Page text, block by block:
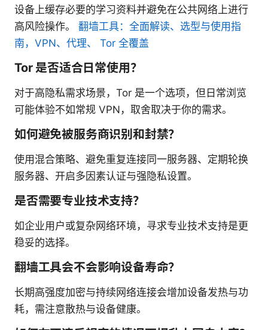
设备上缓存必要的学习资料并避免在公共网络上进行
高风险操作。 翻墙工具：全面解读、选型与使用指
南，VPN、代理、 Tor 全覆盖
Tor 是否适合日常使用？
对于高隐私需求场景，Tor 是一个选项，但日常浏览
可能体验不如常规 VPN，取舍取决于你的需求。
如何避免被服务商识别和封禁？
使用混合策略、避免重复连接同一服务器、定期轮换
服务器、开启多因素认证与强隐私设置。
是否需要专业技术支持？
如企业用户或复杂网络环境，寻求专业技术支持是更
稳妥的选择。
翻墙工具会不会影响设备寿命？
长期高强度加密与持续网络连接会增加设备发热与功
耗，需注意散热与设备健康。